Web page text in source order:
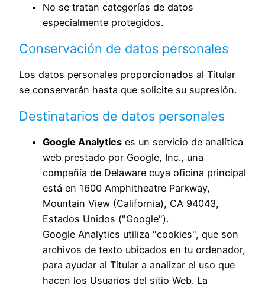
No se tratan categorías de datos
especialmente protegidos.
Conservación de datos personales
Los datos personales proporcionados al Titular
se conservarán hasta que solicite su supresión.
Destinatarios de datos personales
Google Analytics es un servicio de analítica
web prestado por Google, Inc., una
compañía de Delaware cuya oficina principal
está en 1600 Amphitheatre Parkway,
Mountain View (California), CA 94043,
Estados Unidos ("Google").
Google Analytics utiliza "cookies", que son
archivos de texto ubicados en tu ordenador,
para ayudar al Titular a analizar el uso que
hacen los Usuarios del sitio Web. La